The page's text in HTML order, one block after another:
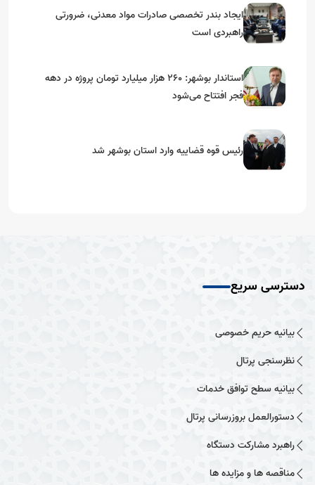
ایجاد بندر تخصصی صادرات مواد معدنی، ضرورتی
راهبردی است
استاندار بوشهر: ۲۶۰ هزار میلیارد تومان پروژه در دهه
فجر افتتاح می‌شود
رئیس قوه قضاییه وارد استان بوشهر شد
دسترسی سریع
بیانیه حریم خصوصی
نظرسنجی پرتال
بیانیه سطح توافق خدمات
دستورالعمل بروزرسانی پرتال
راهبرد مشارکت دستگاه
مناقصه ها و مزایده ها